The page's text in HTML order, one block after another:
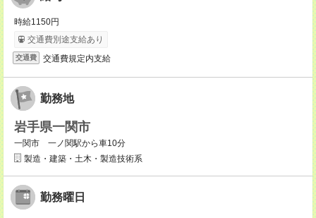
時給1150円
交通費別途支給あり
交通費 交通費規定内支給
勤務地
岩手県一関市
一関市 一ノ関駅から車10分
製造・建築・土木・製造技術系
勤務曜日